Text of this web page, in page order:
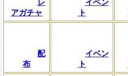
レ
アガチャ
イベン
ト
配
布
イベン
ト